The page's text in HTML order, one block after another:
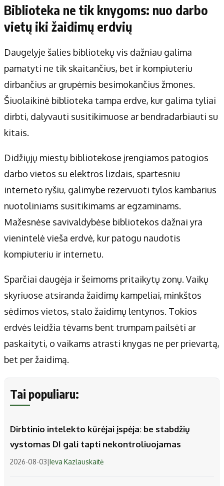
Biblioteka ne tik knygoms: nuo darbo
vietų iki žaidimų erdvių
Daugelyje šalies bibliotekų vis dažniau galima
pamatyti ne tik skaitančius, bet ir kompiuteriu
dirbančius ar grupėmis besimokančius žmones.
Šiuolaikinė biblioteka tampa erdve, kur galima tyliai
dirbti, dalyvauti susitikimuose ar bendradarbiauti su
kitais.
Didžiųjų miestų bibliotekose įrengiamos patogios
darbo vietos su elektros lizdais, spartesniu
interneto ryšiu, galimybe rezervuoti tylos kambarius
nuotoliniams susitikimams ar egzaminams.
Mažesnėse savivaldybėse bibliotekos dažnai yra
vienintelė vieša erdvė, kur patogu naudotis
kompiuteriu ir internetu.
Sparčiai daugėja ir šeimoms pritaikytų zonų. Vaikų
skyriuose atsiranda žaidimų kampeliai, minkštos
sėdimos vietos, stalo žaidimų lentynos. Tokios
erdvės leidžia tėvams bent trumpam pailsėti ar
paskaityti, o vaikams atrasti knygas ne per prievartą,
bet per žaidimą.
Tai populiaru:
Dirbtinio intelekto kūrėjai įspėja: be stabdžių
vystomas DI gali tapti nekontroliuojamas
2026-08-03|Ieva Kazlauskaitė